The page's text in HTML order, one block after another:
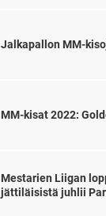
Jalkapallon MM-
MM-kisat 2022:
Mestarien Liigan
jättiläisistä juhlii